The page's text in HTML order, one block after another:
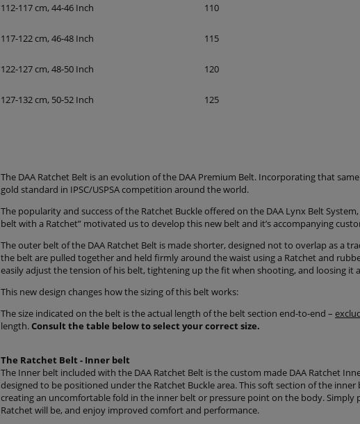
112-117 cm, 44-46 Inch 110
117-122 cm, 46-48 Inch 115
122-127 cm, 48-50 Inch 120
127-132 cm, 50-52 Inch 125
The DAA Ratchet Belt is an evolution of the DAA Premium Belt. Incorporating that
gold standard in IPSC/USPSA competition around the world.
The popularity and success of the Ratchet Buckle offered on the DAA Lynx Belt
belt with a Ratchet” motivated us to develop this new belt and it’s accompanying
The outer belt of the DAA Ratchet Belt is made shorter, designed not to overlap as a
the belt are pulled together and held firmly around the waist using a Ratchet and
easily adjust the tension of his belt, tightening up the fit when shooting, and loosing it
This new design changes how the sizing of this belt works:
The size indicated on the belt is the actual length of the belt section end-to-end –
length.Consult the table below to select your correct size.
The Ratchet Belt - Inner belt
The Inner belt included with the DAA Ratchet Belt is the custom made DAA Ratchet
designed to be positioned under the Ratchet Buckle area. This soft section of the
creating an uncomfortable fold in the inner belt or pressure point on the body.
Ratchet will be, and enjoy improved comfort and performance.